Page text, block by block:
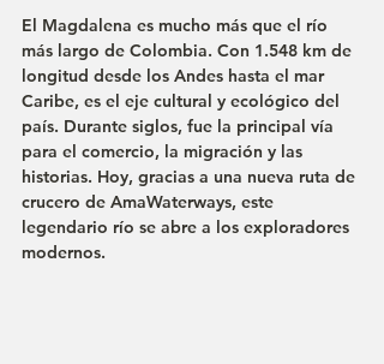
El Magdalena es mucho más que el río
más largo de Colombia. Con 1.548 km de
longitud desde los Andes hasta el mar
Caribe, es el eje cultural y ecológico del
país. Durante siglos, fue la principal vía
para el comercio, la migración y las
historias. Hoy, gracias a una nueva ruta de
crucero de AmaWaterways, este
legendario río se abre a los exploradores
modernos.